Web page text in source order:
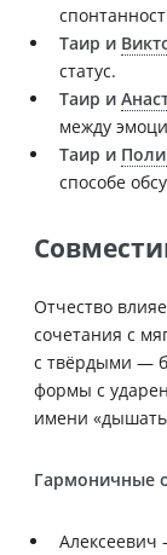
Таир и
статус.
Таир и
между
Таир и
способе
Отчество
сочетания с
с твёрдыми —
формы с
имени
Гармоничные